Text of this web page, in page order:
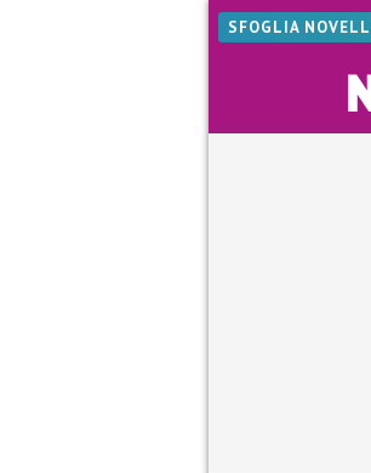
SFOGLIA